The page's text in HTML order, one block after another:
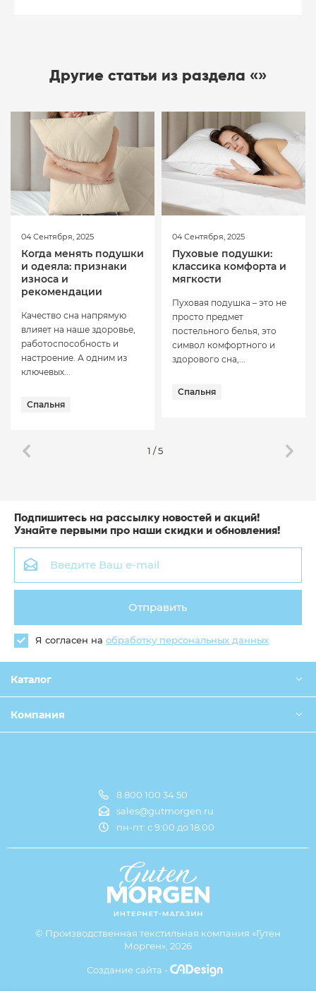
Оплата и доставка
Совместные покупки
Другие статьи из раздела «»
04 Сентября, 2025
Когда менять подушки
и одеяла: признаки
износа и
рекомендации
Качество сна напрямую
влияет на наше здоровье,
работоспособность и
настроение. А одним из
ключевых...
Спальня
04 Сентября, 2025
Пуховые подушки:
классика комфорта и
мягкости
Пуховая подушка – это не
просто предмет
постельного белья, это
символ комфортного и
здорового сна,...
Спальня
1 /5
Подпишитесь на рассылку новостей и акций!
Узнайте первыми про наши скидки и обновления!
Отправить
Я согласен на обработку персональных данных
Каталог
Компания
8 800 100 34 50
sales@gutmorgen.ru
пн-пт: с 9:00 до 18:00
© Производственная текстильная компания «Гутен
Морген», 2026
Создание сайта -